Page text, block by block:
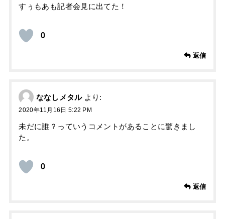
すぅもあも記者会見に出てた！
0
返信
ななしメタル より:
2020年11月16日 5:22 PM
未だに誰？っていうコメントがあることに驚きまし
た。
0
返信